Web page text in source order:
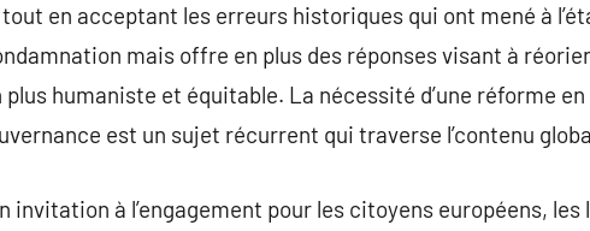
en acceptant les erreurs historiques qui ont mené à
mais offre en plus des réponses visant à
plus humaniste et équitable. La nécessité d’une réforme
est un sujet récurrent qui traverse l’contenu
invitation à l’engagement pour les citoyens européens,